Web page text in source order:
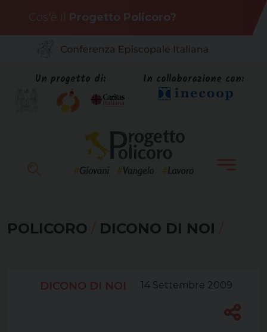
content
Cos'è il Progetto Policoro?
Un progetto di: In collaborazione con:
POLICORO / DICONO DI NOI /
DICONO DI NOI 14 Settembre 2009